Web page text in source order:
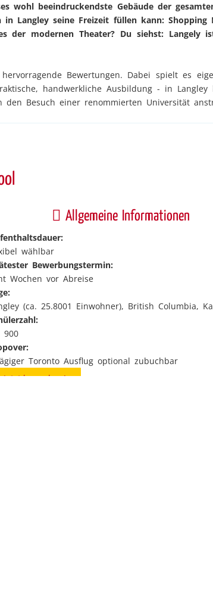
wohl beeindruckendste Gebäude der
Langley seine Freizeit füllen kann: Shopping
der modernen Theater? Du siehst: Langely
Bewertungen. Dabei spielt es
handwerkliche Ausbildung - in
Besuch einer renommierten Universität
Allgemeine Informationen
wählbar
Bewerbungstermin:
Wochen vor Abreise
(ca. 25.8001 Einwohner), British Columbia,
900
Toronto Ausflug optional zubuchbar
Jetzt bewerben!